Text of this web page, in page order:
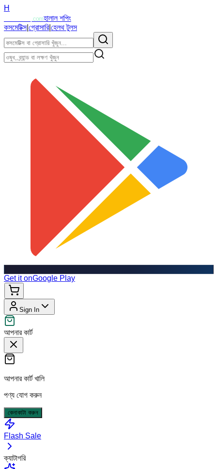
H
.comহালাল শপিং
কসমেটিক্স|গ্রোসারি|হেলথ টুলস
Get it onGoogle Play
Sign In
আপনার কার্ট
আপনার কার্ট খালি
পণ্য যোগ করুন
কেনাকাটা করুন
Flash Sale
ক্যাটাগরি